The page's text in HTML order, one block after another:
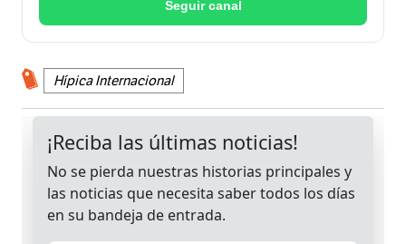
Seguir canal
Hípica Internacional